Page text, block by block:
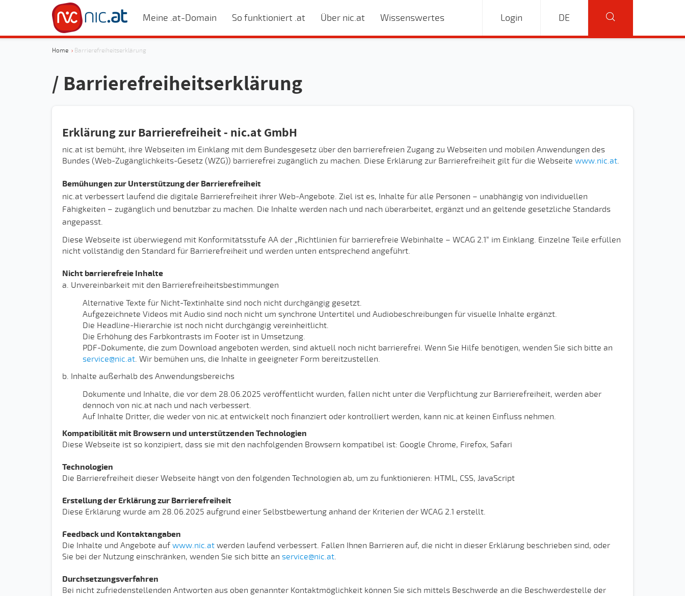
Meine .at-Domain So funktioniert .at Über nic.at Wissenswertes Login DE
Home › Barrierefreiheitserklärung
/ Barrierefreiheitserklärung
Erklärung zur Barrierefreiheit - nic.at GmbH
nic.at ist bemüht, ihre Webseiten im Einklang mit dem Bundesgesetz über den barrierefreien Zugang zu Webseiten und mobilen Anwendungen des
Bundes (Web-Zugänglichkeits-Gesetz (WZG)) barrierefrei zugänglich zu machen. Diese Erklärung zur Barrierefreiheit gilt für die Webseite www.nic.at.
Bemühungen zur Unterstützung der Barrierefreiheit
nic.at verbessert laufend die digitale Barrierefreiheit ihrer Web-Angebote. Ziel ist es, Inhalte für alle Personen – unabhängig von individuellen
Fähigkeiten – zugänglich und benutzbar zu machen. Die Inhalte werden nach und nach überarbeitet, ergänzt und an geltende gesetzliche Standards
angepasst.
Diese Webseite ist überwiegend mit Konformitätsstufe AA der „Richtlinien für barrierefreie Webinhalte – WCAG 2.1“ im Einklang. Einzelne Teile erfüllen
nicht vollständig den Standard für Barrierefreiheit und werden unten entsprechend angeführt.
Nicht barrierefreie Inhalte
a. Unvereinbarkeit mit den Barrierefreiheitsbestimmungen
Alternative Texte für Nicht-Textinhalte sind noch nicht durchgängig gesetzt.
Aufgezeichnete Videos mit Audio sind noch nicht um synchrone Untertitel und Audiobeschreibungen für visuelle Inhalte ergänzt.
Die Headline-Hierarchie ist noch nicht durchgängig vereinheitlicht.
Die Erhöhung des Farbkontrasts im Footer ist in Umsetzung.
PDF-Dokumente, die zum Download angeboten werden, sind aktuell noch nicht barrierefrei. Wenn Sie Hilfe benötigen, wenden Sie sich bitte an
service@nic.at. Wir bemühen uns, die Inhalte in geeigneter Form bereitzustellen.
b. Inhalte außerhalb des Anwendungsbereichs
Dokumente und Inhalte, die vor dem 28.06.2025 veröffentlicht wurden, fallen nicht unter die Verpflichtung zur Barrierefreiheit, werden aber
dennoch von nic.at nach und nach verbessert.
Auf Inhalte Dritter, die weder von nic.at entwickelt noch finanziert oder kontrolliert werden, kann nic.at keinen Einfluss nehmen.
Kompatibilität mit Browsern und unterstützenden Technologien
Diese Webseite ist so konzipiert, dass sie mit den nachfolgenden Browsern kompatibel ist: Google Chrome, Firefox, Safari
Technologien
Die Barrierefreiheit dieser Webseite hängt von den folgenden Technologien ab, um zu funktionieren: HTML, CSS, JavaScript
Erstellung der Erklärung zur Barrierefreiheit
Diese Erklärung wurde am 28.06.2025 aufgrund einer Selbstbewertung anhand der Kriterien der WCAG 2.1 erstellt.
Feedback und Kontaktangaben
Die Inhalte und Angebote auf www.nic.at werden laufend verbessert. Fallen Ihnen Barrieren auf, die nicht in dieser Erklärung beschrieben sind, oder
Sie bei der Nutzung einschränken, wenden Sie sich bitte an service@nic.at.
Durchsetzungsverfahren
Bei nicht zufriedenstellenden Antworten aus oben genannter Kontaktmöglichkeit können Sie sich mittels Beschwerde an die Beschwerdestelle der